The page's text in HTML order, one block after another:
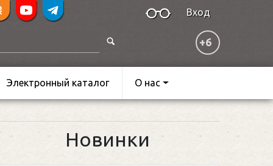
Вход
+6
Электронный каталог О нас
Новинки